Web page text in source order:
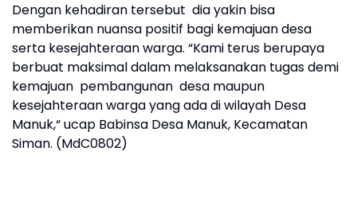
Dengan kehadiran tersebut dia yakin bisa
memberikan nuansa positif bagi kemajuan desa
serta kesejahteraan warga. “Kami terus berupaya
berbuat maksimal dalam melaksanakan tugas demi
kemajuan pembangunan desa maupun
kesejahteraan warga yang ada di wilayah Desa
Manuk,“ ucap Babinsa Desa Manuk, Kecamatan
Siman. (MdC0802)